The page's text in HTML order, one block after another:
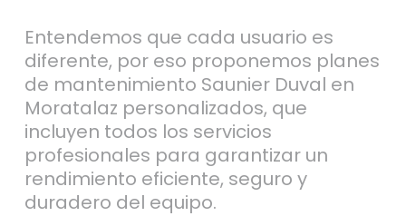
Entendemos que cada usuario es
diferente, por eso proponemos planes
de mantenimiento Saunier Duval en
Moratalaz personalizados, que
incluyen todos los servicios
profesionales para garantizar un
rendimiento eficiente, seguro y
duradero del equipo.